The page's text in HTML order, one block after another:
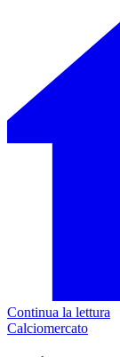
Continua la lettura
Calciomercato